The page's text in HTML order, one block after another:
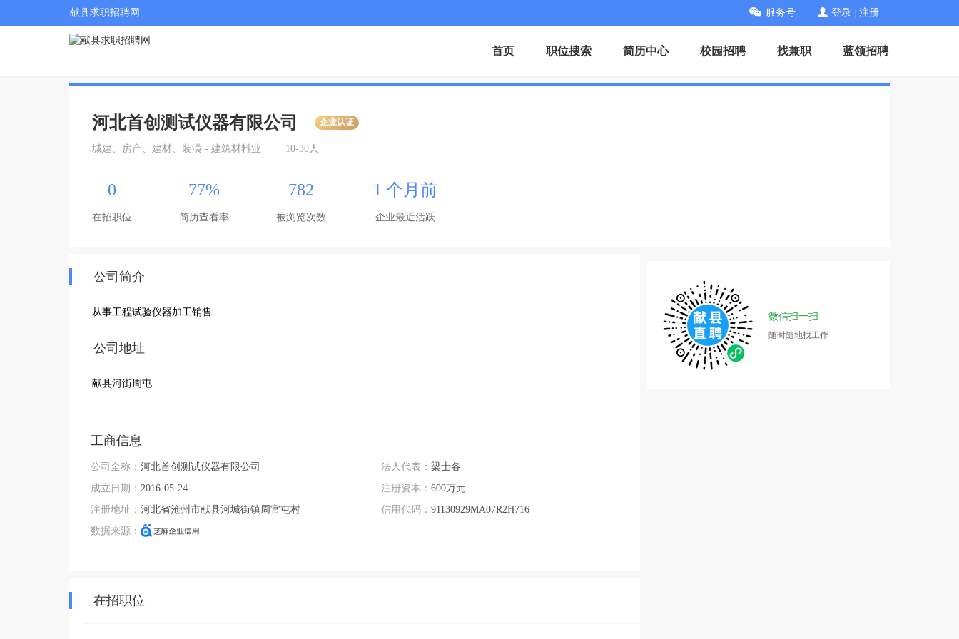
献县求职招聘网 服务号 登录 注册
首页 职位搜索 简历中心 校园招聘 找兼职 蓝领招聘
河北首创测试仪器有限公司 企业认证
城建、房产、建材、装潢 - 建筑材料业 10-30人
0
在招职位
77%
简历查看率
782
被浏览次数
1 个月前
企业最近活跃
公司简介
从事工程试验仪器加工销售
公司地址
献县河街周屯
工商信息
公司全称： 河北首创测试仪器有限公司
成立日期： 2016-05-24
注册地址： 河北省沧州市献县河城街镇周官屯村
数据来源：
法人代表： 梁士各
注册资本： 600万元
信用代码： 91130929MA07R2H716
在招职位
微信扫一扫
随时随地找工作